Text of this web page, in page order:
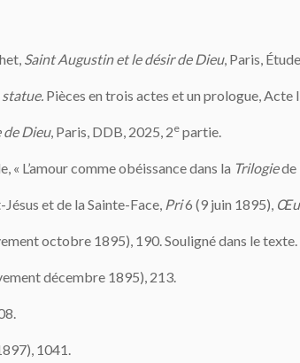
Saint Augustin et le désir de Dieu, Paris,
Pièces en trois actes et un prologue, Acte
de Dieu, Paris, DDB, 2025, 2e partie.
« L’amour comme obéissance dans la Trilogiede
et de la Sainte-Face, Pri6 (9 juin 1895),
octobre 1895), 190. Souligné dans le texte.
décembre 1895), 213.
1041.